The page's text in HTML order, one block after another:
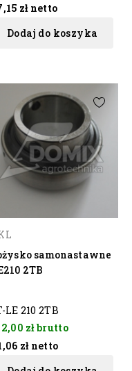
zł netto
Dodaj do koszyka
samonastawne
2TB
LE 210 2TB
złbrutto
zł netto